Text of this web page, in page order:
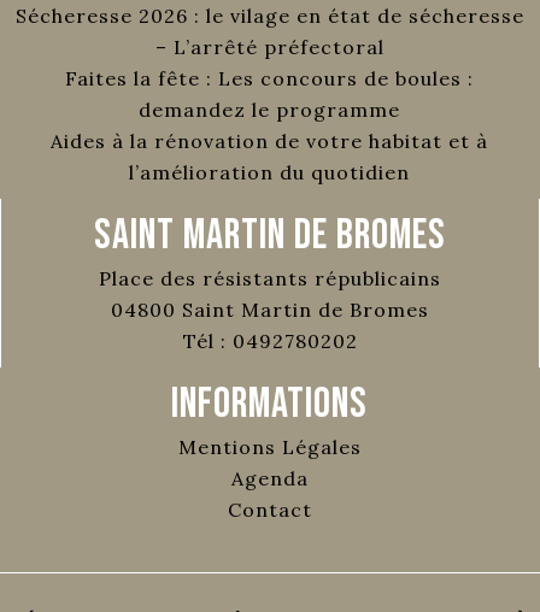
Sécheresse 2026 : le vilage en état de sécheresse
– L’arrêté préfectoral
Faites la fête : Les concours de boules :
demandez le programme
Aides à la rénovation de votre habitat et à
l’amélioration du quotidien
Saint Martin de Bromes
Place des résistants républicains
04800 Saint Martin de Bromes
Tél : 0492780202
Informations
Mentions Légales
Agenda
Contact